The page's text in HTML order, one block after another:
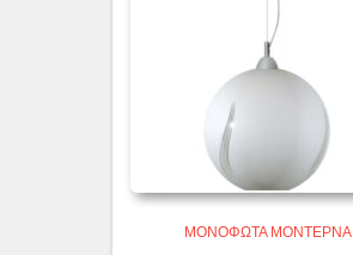
ΜΟΝΌΦΩΤΑ ΜΟΝΤΈΡΝΑ